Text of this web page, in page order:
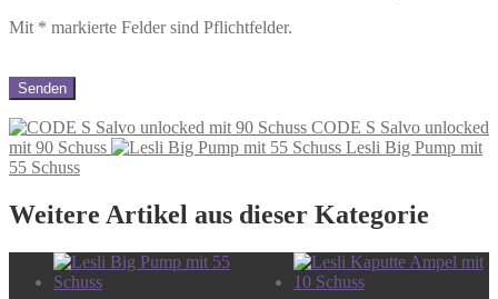
Mit * markierte Felder sind Pflichtfelder.
CODE S Salvo unlocked
mit 90 Schuss
Lesli Big Pump mit
55 Schuss
Weitere Artikel aus dieser Kategorie